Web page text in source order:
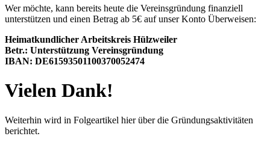
Wer möchte, kann bereits heute die Vereinsgründung finanziell
unterstützen und einen Betrag ab 5€ auf unser Konto Überweisen:
Heimatkundlicher Arbeitskreis Hülzweiler
Betr.: Unterstützung Vereinsgründung
IBAN: DE61593501100370052474
Vielen Dank!
Weiterhin wird in Folgeartikel hier über die Gründungsaktivitäten
berichtet.